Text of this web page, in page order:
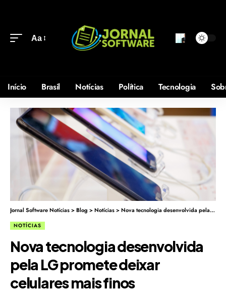
Aa
Início Brasil Notícias Política Tecnologia
Jornal Software Notícias>Blog >Notícias>Nova tecnologia desenvolvida pela LG promete deixar celulares mais finos
NOTÍCIAS
Nova tecnologia desenvolvida
pela LG promete deixar
celulares mais finos